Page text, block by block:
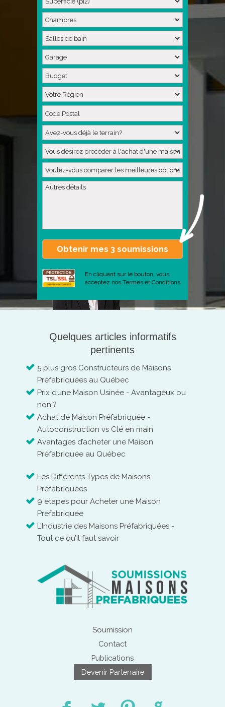
En cliquant sur le bouton, vous
acceptez nos Termes et Conditions
Quelques articles informatifs
pertinents
5 plus gros Constructeurs de Maisons
Préfabriquées au Québec
Prix d’une Maison Usinée - Avantageux ou
non ?
Achat de Maison Préfabriquée -
Autoconstruction vs Clé en main
Avantages d’acheter une Maison
Préfabriquée au Québec
Les Différents Types de Maisons
Préfabriquées
9 étapes pour Acheter une Maison
Préfabriquée
L’Industrie des Maisons Préfabriquées -
Tout ce qu’il faut savoir
Soumission
Contact
Publications
Devenir Partenaire